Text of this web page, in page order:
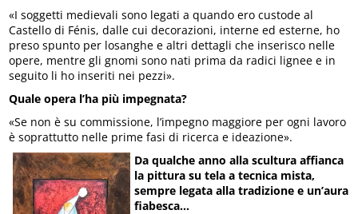
«I soggetti medievali sono legati a quando ero custode al
Castello di Fénis, dalle cui decorazioni, interne ed esterne, ho
preso spunto per losanghe e altri dettagli che inserisco nelle
opere, mentre gli gnomi sono nati prima da radici lignee e in
seguito li ho inseriti nei pezzi».
Quale opera l’ha più impegnata?
«Se non è su commissione, l’impegno maggiore per ogni lavoro
è soprattutto nelle prime fasi di ricerca e ideazione».
Da qualche anno alla scultura affianca
la pittura su tela a tecnica mista,
sempre legata alla tradizione e un’aura
fiabesca…